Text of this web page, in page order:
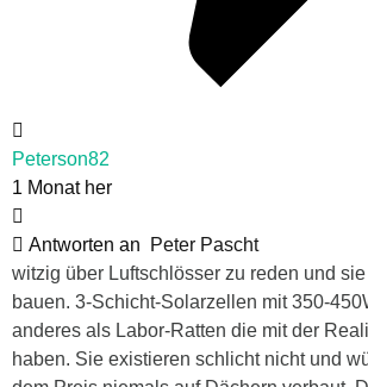
Peterson82
1 Monat her
Antworten an
Peter Pascht
witzig über Luftschlösser zu reden und
bauen. 3-Schicht-Solarzellen mit 350-
anderes als Labor-Ratten die mit der
haben. Sie existieren schlicht nicht und